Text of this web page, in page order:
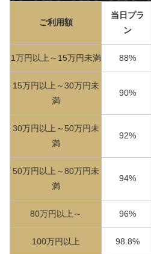
ご利用額
当日プラ
ン
1万円以上～15万円未満 88%
15万円以上～30万円未
満
90%
30万円以上～50万円未
満
92%
50万円以上～80万円未
満
94%
80万円以上～ 96%
100万円以上 98.8%